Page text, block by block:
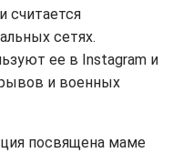
считается
сетях.
ее в Instagram и
и военных
посвящена маме